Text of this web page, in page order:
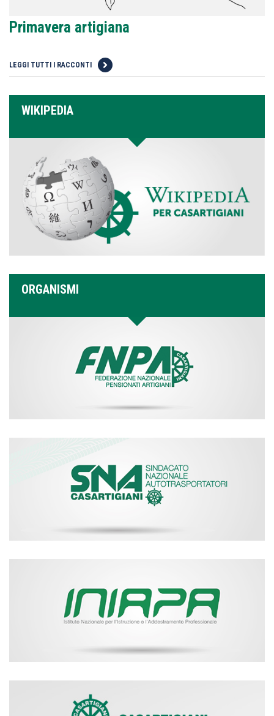
Primavera artigiana
LEGGI TUTTI I RACCONTI
WIKIPEDIA
ORGANISMI